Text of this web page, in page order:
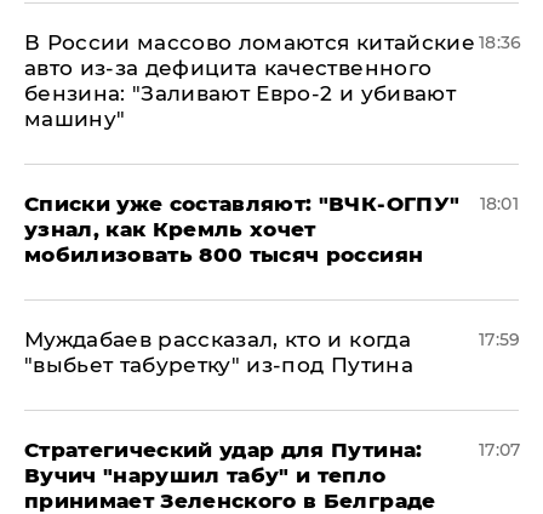
В России массово ломаются китайские
авто из-за дефицита качественного
бензина: "Заливают Евро-2 и убивают
машину"
18:36
Списки уже составляют: "ВЧК-ОГПУ"
узнал, как Кремль хочет
мобилизовать 800 тысяч россиян
18:01
Муждабаев рассказал, кто и когда
"выбьет табуретку" из-под Путина
17:59
Стратегический удар для Путина:
Вучич "нарушил табу" и тепло
принимает Зеленского в Белграде
17:07